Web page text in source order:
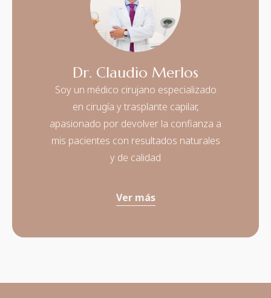
Dr. Claudio Merlos
Soy un médico cirujano especializado
en cirugía y trasplante capilar,
apasionado por devolver la confianza a
mis pacientes con resultados naturales
y de calidad
Ver más